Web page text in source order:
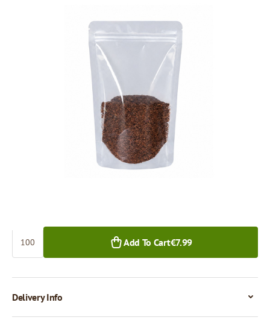
85 x 50 x 140 mm
Pet12/Pe110
Product can be collected from a pickup point.
€7.26
1,000+ pcs.
Quantity
Add To Cart€7.99
Delivery Info